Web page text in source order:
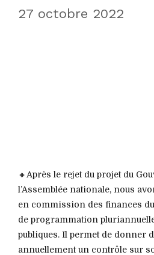
27 octobre 2022
🔸Après le rejet du projet du
l’Assemblée nationale, nous
en commission des finances
de programmation
publiques. Il permet de donner
annuellement un contrôle sur